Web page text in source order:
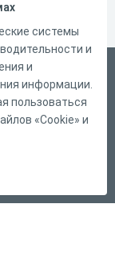
системы
и
и
информации.
пользоваться
«Cookie» и